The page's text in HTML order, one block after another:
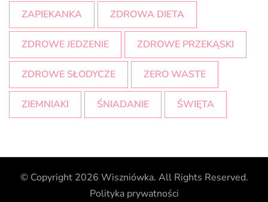
ZAPIEKANKA ZDROWA DIETA
ZDROWE JEDZENIE ZDROWE PRZEKĄSKI
ZDROWE SŁODYCZE ZERO WASTE
ZIEMNIAKI ŚNIADANIE ŚWIĘTA
© Copyright 2026 Wiszniówka. All Rights Reserved.
Polityka prywatności